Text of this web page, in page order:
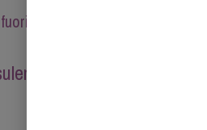
si coltiva dentro, un
: